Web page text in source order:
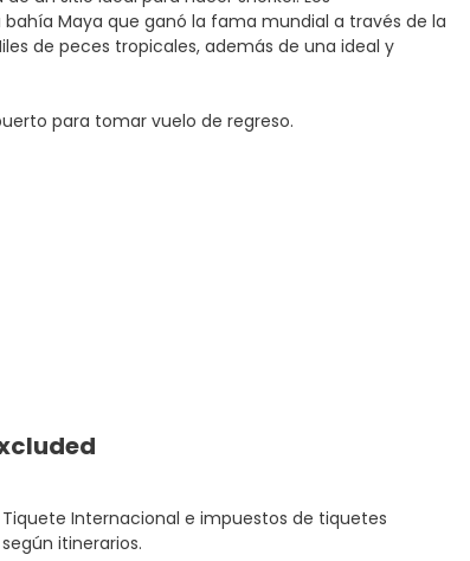
Maya que ganó la fama mundial a través de la
de peces tropicales, además de una ideal y
para tomar vuelo de regreso.
Tiquete Internacional e impuestos de tiquetes
según itinerarios.